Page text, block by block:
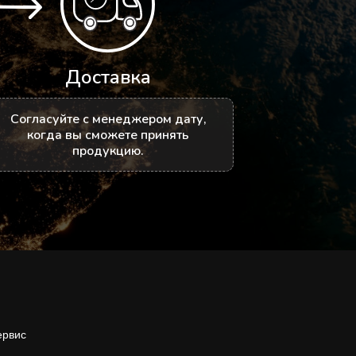
Доставка
Согласуйте с менеджером дату,
когда вы сможете принять
продукцию.